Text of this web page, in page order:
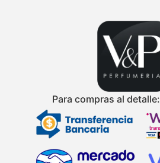
Para compras al detalle: